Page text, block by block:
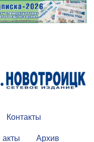
Контакты
Архив